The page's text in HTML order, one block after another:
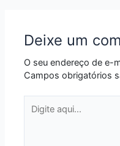
Deixe um
O seu endereço de e-
Campos obrigatórios
aqui...